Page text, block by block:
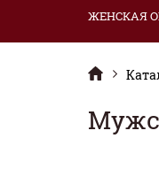
ЖЕНСКАЯ